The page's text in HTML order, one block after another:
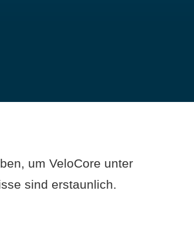
um VeloCore unter
sind erstaunlich.